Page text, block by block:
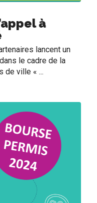
à
lancent un
le cadre de la
de ville « ...